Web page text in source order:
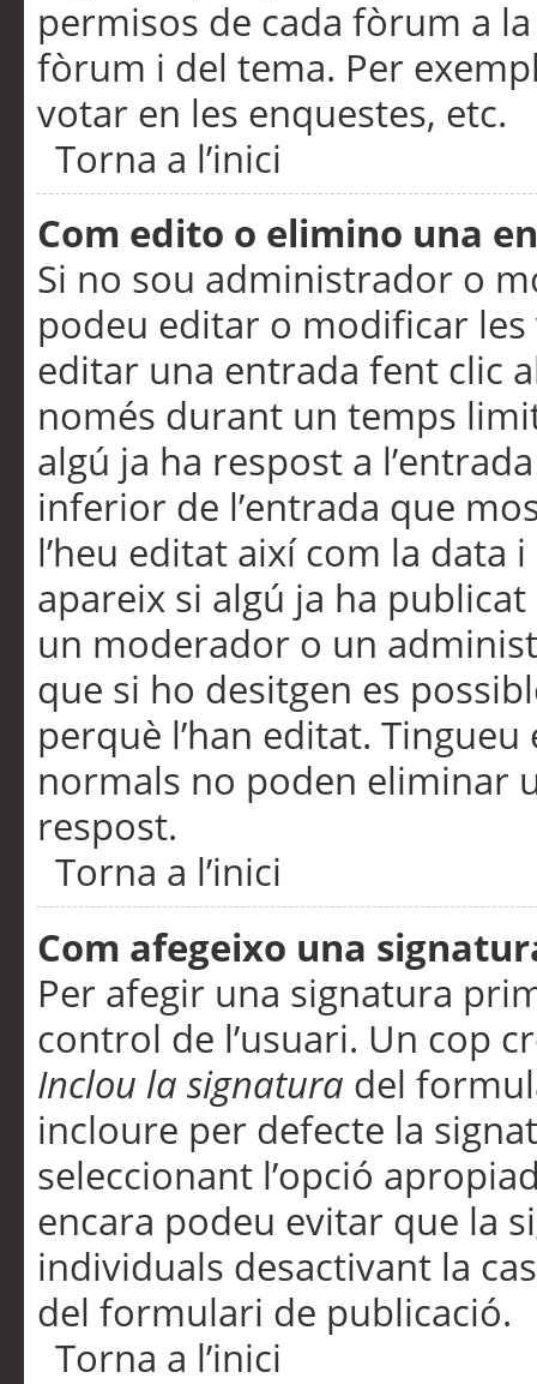
permisos de cada fòrum a
fòrum i del tema. Per
votar en les enquestes, etc.
Torna a l’inici
Com edito o elimino una
Si no sou administrador o
podeu editar o modificar
editar una entrada fent clic
només durant un temps
algú ja ha respost a
inferior de l’entrada que
l’heu editat així com la data
apareix si algú ja ha
un moderador o un
que si ho desitgen es
perquè l’han editat.
normals no poden eliminar
respost.
Torna a l’inici
Com afegeixo una
Per afegir una signatura
control de l’usuari. Un cop
Inclou la signatura del
incloure per defecte la
seleccionant l’opció
encara podeu evitar que la
individuals desactivant la
del formulari de publicació.
Torna a l’inici